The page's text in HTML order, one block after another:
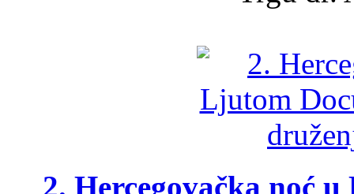
2. Hercegovačka noć